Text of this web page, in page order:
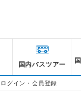
国内バスツアー
ログイン・会員登録